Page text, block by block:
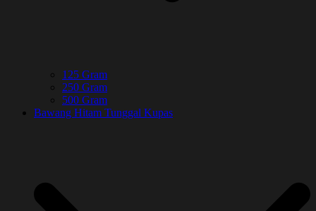
125 Gram
250 Gram
500 Gram
Bawang Hitam Tunggal Kupas